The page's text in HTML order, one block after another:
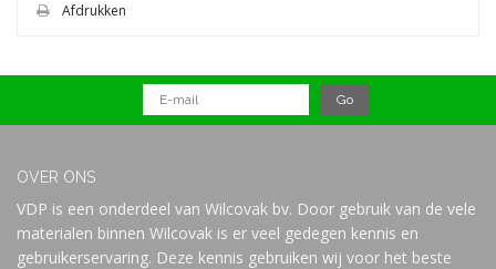
Afdrukken
OVER ONS
VDP is een onderdeel van Wilcovak bv. Door gebruik van de vele
materialen binnen Wilcovak is er veel gedegen kennis en
gebruikerservaring. Deze kennis gebruiken wij voor het beste